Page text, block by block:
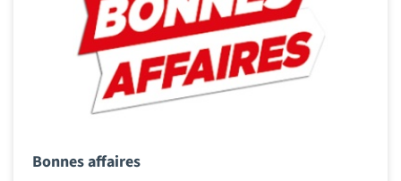
Bonnes affaires